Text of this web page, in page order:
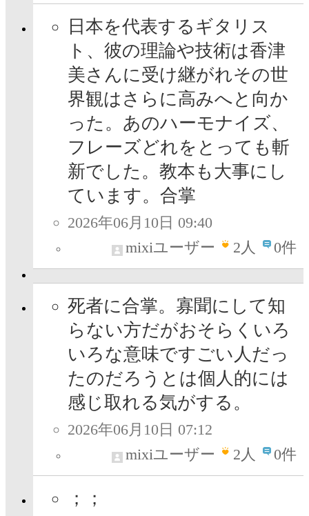
日本を代表するギタリス
ト、彼の理論や技術は香津
美さんに受け継がれその世
界観はさらに高みへと向か
った。あのハーモナイズ、
フレーズどれをとっても斬
新でした。教本も大事にし
ています。合掌
2026年06月10日 09:40
mixiユーザー
2人 0件
死者に合掌。寡聞にして知
らない方だがおそらくいろ
いろな意味ですごい人だっ
たのだろうとは個人的には
感じ取れる気がする。
2026年06月10日 07:12
mixiユーザー
2人 0件
；；